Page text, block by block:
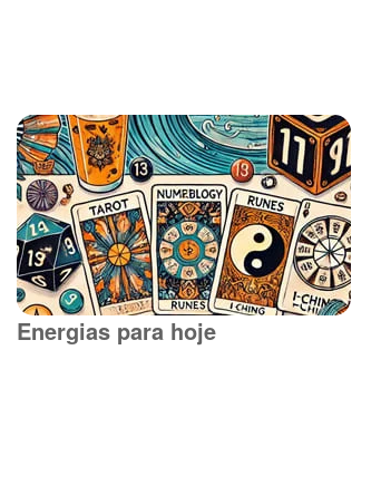
Energias para hoje